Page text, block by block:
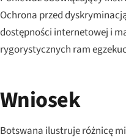
Ochrona przed
dostępności internetowej i
rygorystycznych ram
Wniosek
Botswana ilustruje różnicę